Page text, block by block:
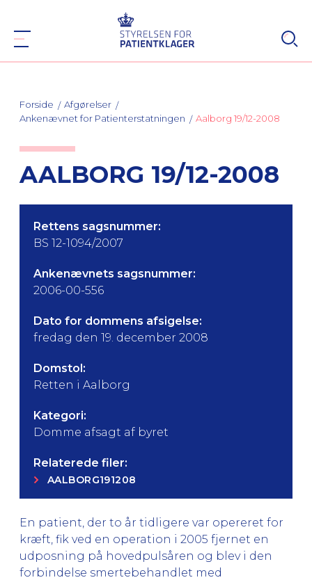
Forside
Afgørelser
Ankenævnet for Patienterstatningen
Aalborg 19/12-2008
AALBORG 19/12-2008
Rettens sagsnummer:
BS 12-1094/2007
Ankenævnets sagsnummer:
2006-00-556
Dato for dommens afsigelse:
fredag den 19. december 2008
Domstol:
Retten i Aalborg
Kategori:
Domme afsagt af byret
Relaterede filer:
AALBORG191208
En patient, der to år tidligere var opereret for
kræft, fik ved en operation i 2005 fjernet en
udposning på hovedpulsåren og blev i den
forbindelse smertebehandlet med